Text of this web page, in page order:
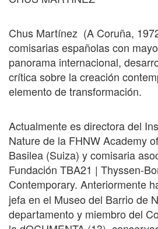
Chus Martínez (A Coruña,
comisarias españolas con
panorama internacional,
crítica sobre la creación
elemento de transformación.
Actualmente es directora del
Nature de la FHNW Academy
Basilea (Suiza) y comisaria
Fundación TBA21 | Thyssen-
Contemporary. Anteriormente
jefa en el Museo del Barrio de
departamento y miembro del